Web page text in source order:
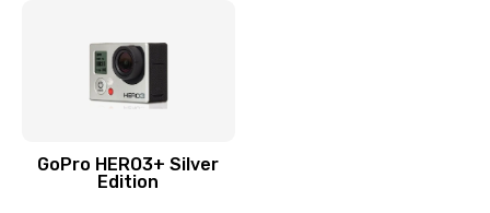
GoPro HERO3+ Silver
Edition